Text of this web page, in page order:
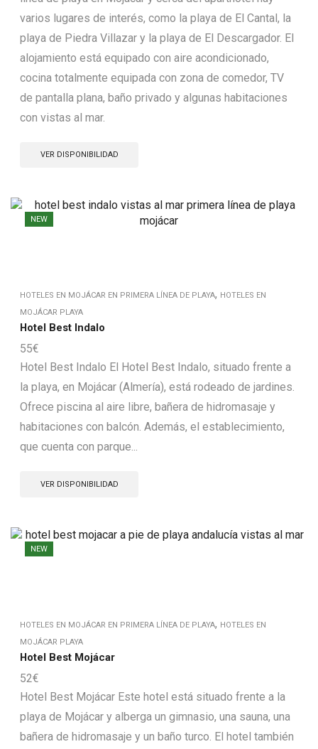
varios lugares de interés, como la playa de El Cantal, la
playa de Piedra Villazar y la playa de El Descargador. El
alojamiento está equipado con aire acondicionado,
cocina totalmente equipada con zona de comedor, TV
de pantalla plana, baño privado y algunas habitaciones
con vistas al mar.
VER DISPONIBILIDAD
NEW
HOTELES EN MOJÁCAR EN PRIMERA LÍNEA DE PLAYA, HOTELES EN
MOJÁCAR PLAYA
Hotel Best Indalo
55€
Hotel Best Indalo El Hotel Best Indalo, situado frente a
la playa, en Mojácar (Almería), está rodeado de jardines.
Ofrece piscina al aire libre, bañera de hidromasaje y
habitaciones con balcón. Además, el establecimiento,
que cuenta con parque...
VER DISPONIBILIDAD
NEW
HOTELES EN MOJÁCAR EN PRIMERA LÍNEA DE PLAYA, HOTELES EN
MOJÁCAR PLAYA
Hotel Best Mojácar
52€
Hotel Best Mojácar Este hotel está situado frente a la
playa de Mojácar y alberga un gimnasio, una sauna, una
bañera de hidromasaje y un baño turco. El hotel también